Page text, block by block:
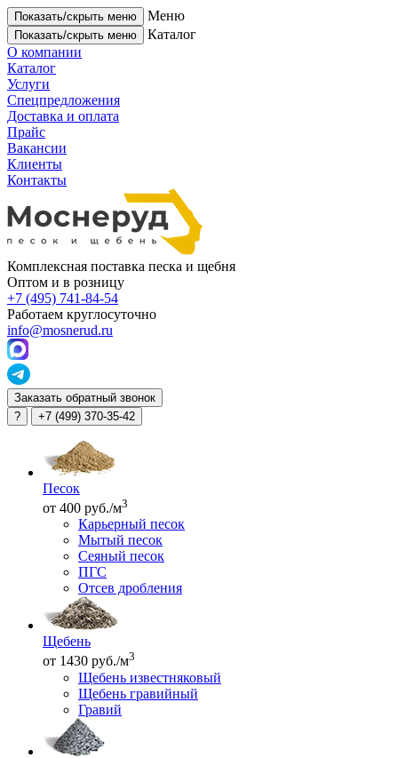
Показать/скрыть меню Меню
Показать/скрыть меню
Каталог
О компании
Каталог
Услуги
Спецпредложения
Доставка и оплата
Прайс
Вакансии
Клиенты
Контакты
Комплексная поставка песка и щебня
Оптом и в розницу
+7 (495) 741-84-54
Работаем круглосуточно
info@mosnerud.ru
Заказать обратный звонок
?
+7 (499) 370-35-42
Песок
от 400 руб./м3
Карьерный песок
Мытый песок
Сеяный песок
ПГС
Отсев дробления
Щебень
от 1430 руб./м3
Щебень известняковый
Щебень гравийный
Гравий